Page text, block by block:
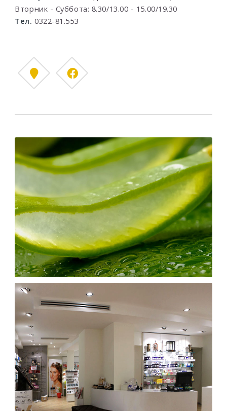
Вторник - Суббота: 8.30/13.00 - 15.00/19.30
Тел. 0322-81.553